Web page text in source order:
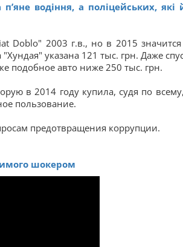
водіння, а поліцейських, які
Doblo" 2003 г.в., но в 2015
указана 121 тыс. грн. Даже
подобное авто ниже 250 тыс. грн.
в 2014 году купила, судя по
пользование.
предотвращения коррупции.
шокером